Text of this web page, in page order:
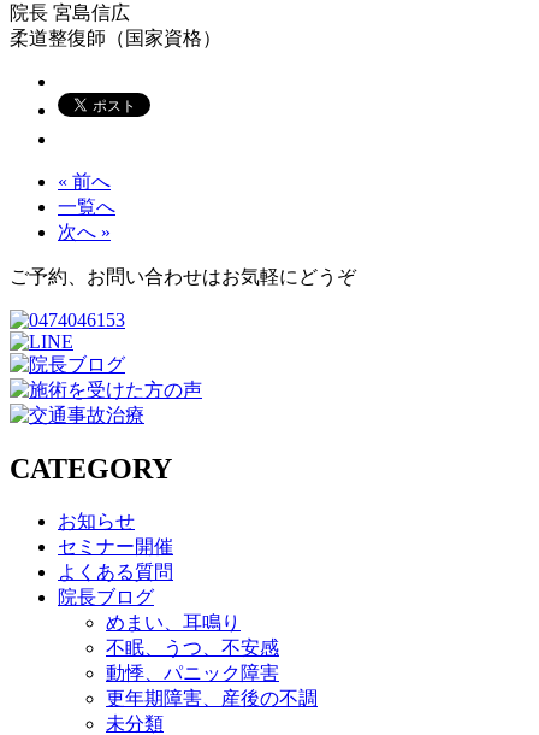
院長 宮島信広
柔道整復師（国家資格）
« 前へ
一覧へ
次へ »
ご予約、お問い合わせはお気軽にどうぞ
CATEGORY
お知らせ
セミナー開催
よくある質問
院長ブログ
めまい、耳鳴り
不眠、うつ、不安感
動悸、パニック障害
更年期障害、産後の不調
未分類